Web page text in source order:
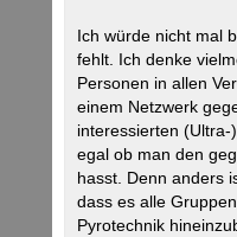
Ich würde nicht mal
fehlt. Ich denke
Personen in allen
einem Netzwerk
interessierten (Ultra-
egal ob man den
hasst. Denn anders
dass es alle
Pyrotechnik